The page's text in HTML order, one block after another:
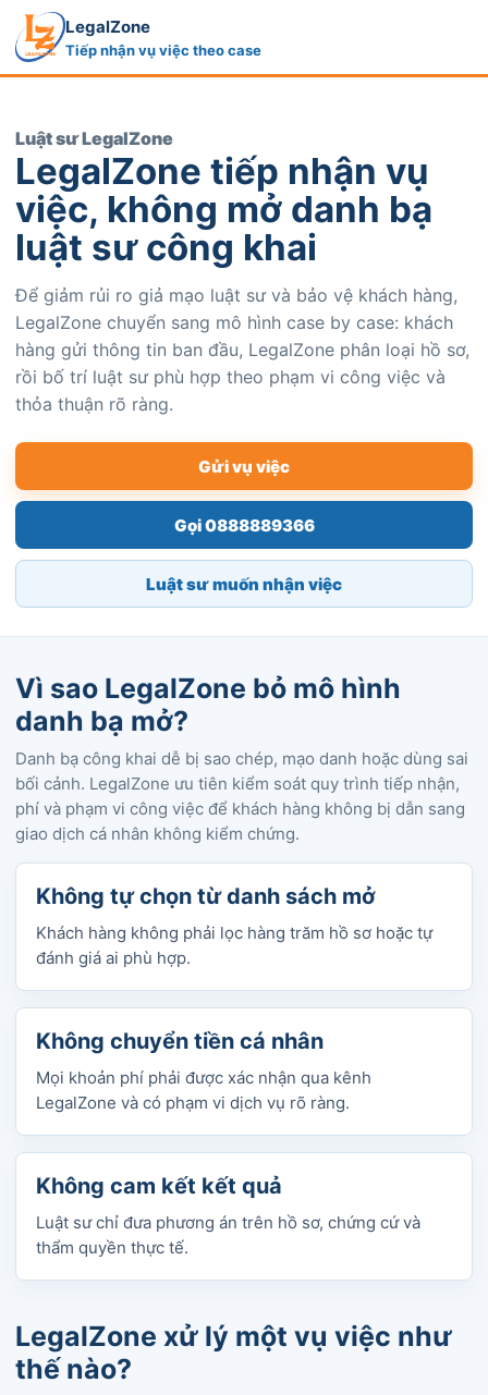
LegalZone
Tiếp nhận vụ việc theo case
Luật sư LegalZone
LegalZone tiếp nhận vụ
việc, không mở danh bạ
luật sư công khai
Để giảm rủi ro giả mạo luật sư và bảo vệ khách hàng,
LegalZone chuyển sang mô hình case by case: khách
hàng gửi thông tin ban đầu, LegalZone phân loại hồ sơ,
rồi bố trí luật sư phù hợp theo phạm vi công việc và
thỏa thuận rõ ràng.
Gửi vụ việc
Gọi 0888889366
Luật sư muốn nhận việc
Vì sao LegalZone bỏ mô hình
danh bạ mở?
Danh bạ công khai dễ bị sao chép, mạo danh hoặc dùng sai
bối cảnh. LegalZone ưu tiên kiểm soát quy trình tiếp nhận,
phí và phạm vi công việc để khách hàng không bị dẫn sang
giao dịch cá nhân không kiểm chứng.
Không tự chọn từ danh sách mở
Khách hàng không phải lọc hàng trăm hồ sơ hoặc tự
đánh giá ai phù hợp.
Không chuyển tiền cá nhân
Mọi khoản phí phải được xác nhận qua kênh
LegalZone và có phạm vi dịch vụ rõ ràng.
Không cam kết kết quả
Luật sư chỉ đưa phương án trên hồ sơ, chứng cứ và
thẩm quyền thực tế.
LegalZone xử lý một vụ việc như
thế nào?